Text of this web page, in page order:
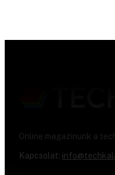
Online magazinunk a
Kapcsolat: